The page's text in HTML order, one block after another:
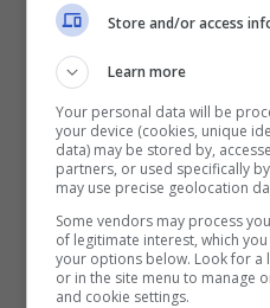
Quale sarà la
? Nel
francese si
contratto tra due
opposto o dello
Store and/or access
Learn more
Your personal data will be
your device (cookies, unique
data) may be stored by,
partners, or used specifically
may use precise geolocation
Some vendors may process
of legitimate interest, which
your options below. Look for a
or in the site menu to manage
and cookie settings.